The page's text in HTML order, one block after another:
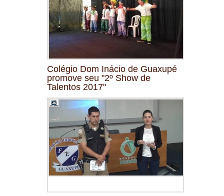
Colégio Dom Inácio de Guaxupé
promove seu "2º Show de
Talentos 2017"